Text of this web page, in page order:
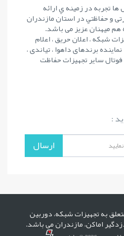
تجربه در زمينه ي ارائه
و حفاظتي در استان مازندران
ميهنان عزيز می باشد.
شبکه ، اعلان حریق ، اعلام
برندهای داهوا ، تیاندی ،
سایر تجهیزات حفاظت
:
ارسال
به تجهيزات شبکه، دوربين
اماکن، مازندران می باشد.